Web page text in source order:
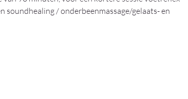
soundhealing / onderbeenmassage/gelaats- en